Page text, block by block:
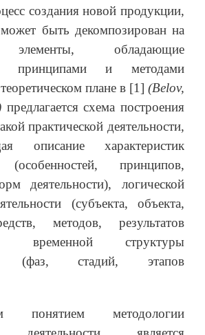
создания новой продукции,
быть декомпозирован на
элементы, обладающие
принципами и методами
плане в [1] (Belov,
предлагается схема построения
практической деятельности,
описание характеристик
(особенностей, принципов,
деятельности), логической
(субъекта, объекта,
методов, результатов
временной структуры
(фаз, стадий, этапов
понятием методологии